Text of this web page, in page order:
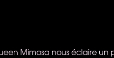
Mimosa nous éclaire un